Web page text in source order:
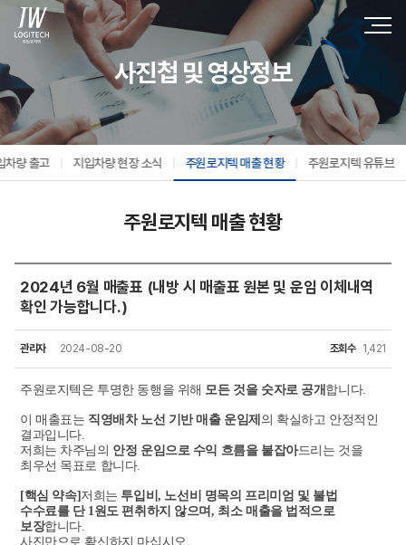
사진첩 및 영상정보
차량 출고 지입차량 현장 소식 주원로지텍 매출 현황 주원로지텍 유튜브
주원로지텍 매출 현황
2024년 6월 매출표 (내방 시 매출표 원본 및 운임 이체내역
확인 가능합니다.)
관리자 2024-08-20 조회수 1,421
주원로지텍은 투명한 동행을 위해 모든 것을 숫자로 공개 합니다.
이 매출표는 직영배차 노선 기반 매출 운임제 의 확실하고 안정적인
결과입니다.
저희는 차주님의 안정 운임으로 수익 흐름을 붙잡아드리는 것을
최우선 목표로 합니다.
[핵심 약속] 저희는 투입비, 노선비 명목의 프리미엄 및 불법
수수료를 단 1원도 편취하지 않으며, 최소 매출을 법적으로
보장합니다.
사진만으로 확신하지 마십시오.